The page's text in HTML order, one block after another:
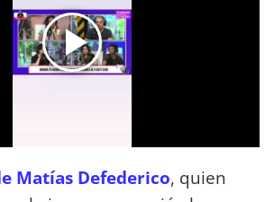
Matías Defederico, quien